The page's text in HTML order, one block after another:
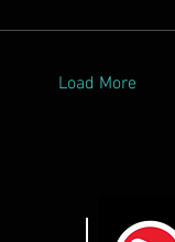
Load More